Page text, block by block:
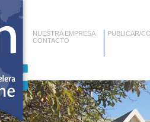
NUESTRA EMPRESA
CONTACTO
PUBLICAR/